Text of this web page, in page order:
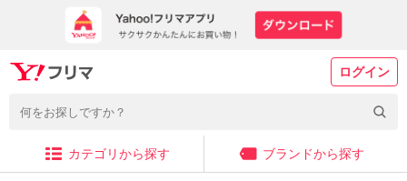
ログイン
カテゴリから探す ブランドから探す